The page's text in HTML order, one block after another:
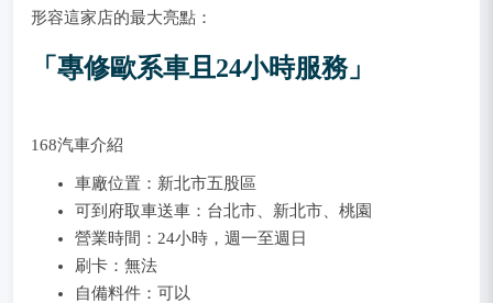
形容這家店的最大亮點：
「專修歐系車且24小時服務」
168汽車介紹
車廠位置：新北市五股區
可到府取車送車：台北市、新北市、桃園
營業時間：24小時，週一至週日
刷卡：無法
自備料件：可以